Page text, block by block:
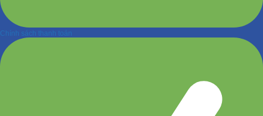
Chính sách thanh toán